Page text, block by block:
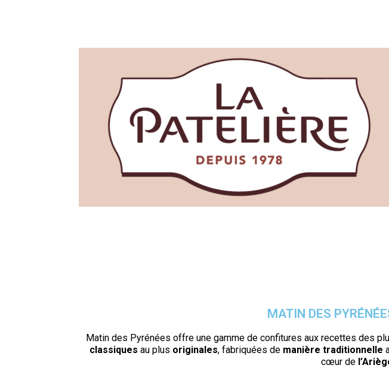
MATIN DES PYRÉNÉ
Matin des Pyrénées offre une gamme de confitures aux recettes des
classiques au plus originales, fabriquées de manière traditionnelle
cœur de